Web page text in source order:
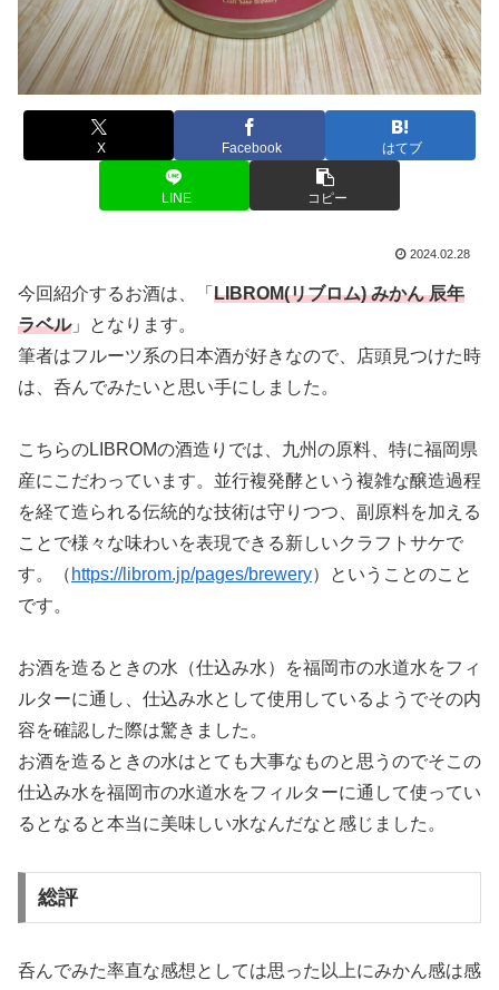
X Facebook はてブ
LINE コピー
2024.02.28
今回紹介するお酒は、「 LIBROM(リブロム) みかん 辰年
ラベル」となります。
筆者はフルーツ系の日本酒が好きなので、店頭見つけた時
は、呑んでみたいと思い手にしました。
こちらのLIBROMの酒造りでは、九州の原料、特に福岡県
産にこだわっています。並行複発酵という複雑な醸造過程
を経て造られる伝統的な技術は守りつつ、副原料を加える
ことで様々な味わいを表現できる新しいクラフトサケで
す。（ https://librom.jp/pages/brewery）ということのこと
です。
お酒を造るときの水（仕込み水）を福岡市の水道水をフィ
ルターに通し、仕込み水として使用しているようでその内
容を確認した際は驚きました。
お酒を造るときの水はとても大事なものと思うのでそこの
仕込み水を福岡市の水道水をフィルターに通して使ってい
るとなると本当に美味しい水なんだなと感じました。
総評
呑んでみた率直な感想としては思った以上にみかん感は感